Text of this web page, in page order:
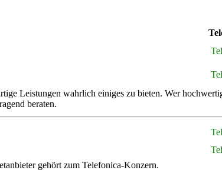
Leistungen wahrlich einiges zu bieten. Wer
beraten.
gehört zum Telefonica-Konzern.